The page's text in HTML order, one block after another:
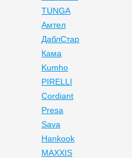
TUNGA
Амтел
ДаблСтар
Кама
Kumho
PIRELLI
Cordiant
Presa
Sava
Hankook
MAXXIS